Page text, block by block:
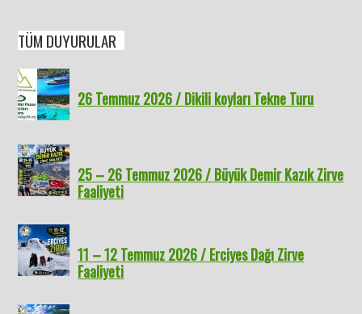
TÜM DUYURULAR
26 Temmuz 2026 / Dikili koyları Tekne Turu
25 – 26 Temmuz 2026 / Büyük Demir Kazık Zirve
Faaliyeti
11 – 12 Temmuz 2026 / Erciyes Dağı Zirve
Faaliyeti